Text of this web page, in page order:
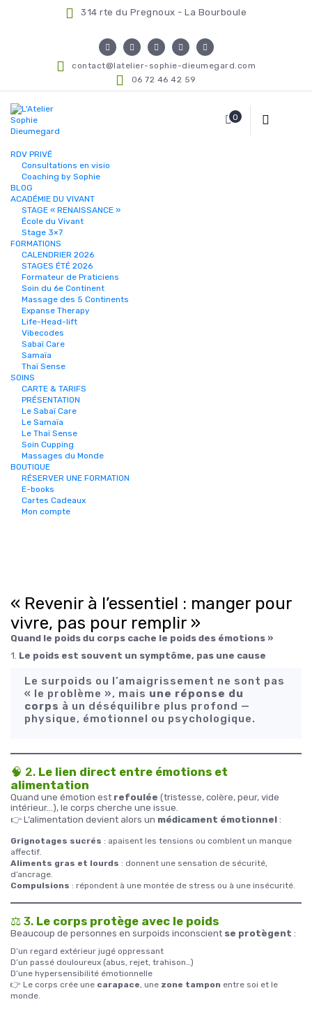
314 rte du Pregnoux - La Bourboule
contact@latelier-sophie-dieumegard.com
06 72 46 42 59
0
RDV PRIVÉ
Consultations en visio
Coaching by Sophie
BLOG
ACADÉMIE DU VIVANT
STAGE « RENAISSANCE »
École du Vivant
Stage 3×7
FORMATIONS
CALENDRIER 2026
STAGES ÉTÉ 2026
Formateur de Praticiens
Soin du 6e Continent
Massage des 5 Continents
Expanse Therapy
Life-Head-lift
Vibecodes
Sabaï Care
Samaïa
Thaï Sense
SOINS
CARTE & TARIFS
PRÉSENTATION
Le Sabaï Care
Le Samaïa
Le Thaï Sense
Soin Cupping
Massages du Monde
BOUTIQUE
RÉSERVER UNE FORMATION
E-books
Cartes Cadeaux
Mon compte
« Revenir à l’essentiel : manger pour
vivre, pas pour remplir »
Quand le poids du corps cache le poids des émotions »
1. Le poids est souvent un symptôme, pas une cause
Le surpoids ou l’amaigrissement ne sont pas
« le problème », mais une réponse du
corps à un déséquilibre plus profond —
physique, émotionnel ou psychologique.
🧠 2. Le lien direct entre émotions et
alimentation
Quand une émotion est refoulée (tristesse, colère, peur, vide
intérieur…), le corps cherche une issue.
👉 L’alimentation devient alors un médicament émotionnel :
Grignotages sucrés : apaisent les tensions ou comblent un manque
affectif.
Aliments gras et lourds : donnent une sensation de sécurité,
d’ancrage.
Compulsions : répondent à une montée de stress ou à une insécurité.
⚖️ 3. Le corps protège avec le poids
Beaucoup de personnes en surpoids inconscient se protègent :
D’un regard extérieur jugé oppressant
D’un passé douloureux (abus, rejet, trahison…)
D’une hypersensibilité émotionnelle
👉 Le corps crée une carapace, une zone tampon entre soi et le
monde.